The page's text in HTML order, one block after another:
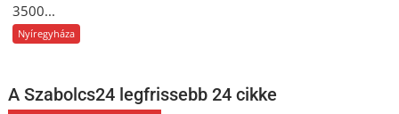
3500...
Nyíregyháza
A Szabolcs24 legfrissebb 24 cikke